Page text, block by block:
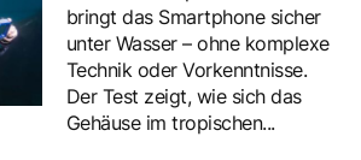
bringt das Smartphone sicher
unter Wasser – ohne komplexe
Technik oder Vorkenntnisse.
Der Test zeigt, wie sich das
Gehäuse im tropischen...